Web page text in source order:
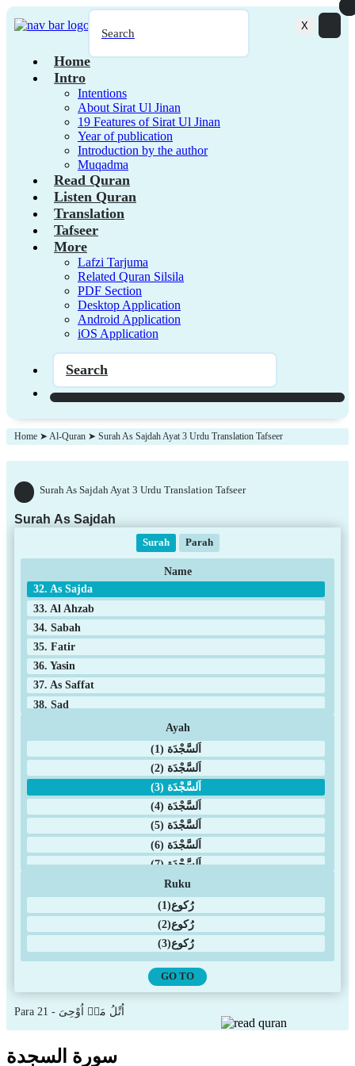
Search
X
Home
Intro
Intentions
About Sirat Ul Jinan
19 Features of Sirat Ul Jinan
Year of publication
Introduction by the author
Muqadma
Read Quran
Listen Quran
Translation
Tafseer
More
Lafzi Tarjuma
Related Quran Silsila
PDF Section
Desktop Application
Android Application
iOS Application
Search
Home ➤ Al-Quran ➤ Surah As Sajdah Ayat 3 Urdu Translation Tafseer
Surah As Sajdah Ayat 3 Urdu Translation Tafseer
Surah As Sajdah
Surah Parah
2. Al Baqarah
3. Al Imran
4. An Nisa
5. Al Maidah
6. Al Anam
7. Al Araf
8. Al Anfal
9. At Taubah
10. Yunus
11. Hud
12. Yusuf
13. Ar Rad
14. Ibrahim
15. Al Hijr
16. An Nahl
17. Al Isra
18. Al Kahf
19. Maryam
20. Taha
22. Al Hajj
23. Al Muminun
26. ash shuara
27. An Naml
28. Al Qasas
29. Al Ankabut
30. Ar Rum
31. Luqman
33. Al Ahzab
34. Sabah
36. Yasin
37. As Saffat
41. Fussilat
43. Az Zukhruf
44. Ad Dukhan
45. Al Jathiyah
Ayah
(1) اَلسَّجْدَة
(2) اَلسَّجْدَة
(5) اَلسَّجْدَة
Para 21 - اُتْلُ مَاۤ اُوْحِیَ
سورة السجدة